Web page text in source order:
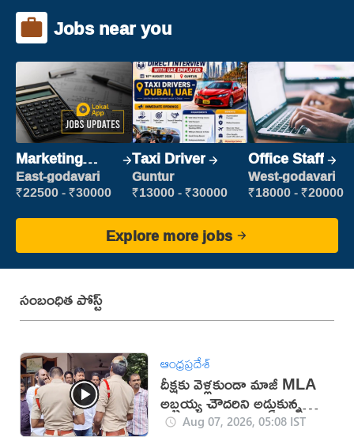
Jobs near you
Marketing
Executive
East-godavari
₹22500 - ₹30000
Taxi Driver
Guntur
₹13000 - ₹30000
Office Staff
West-godavari
₹18000 - ₹20000
Explore more jobs
సంబంధిత పోస్ట్
ఆంధ్రప్రదేశ్
దీక్షకు వెళ్లకుండా మాజీ MLA
అబ్బ‌య్య చౌద‌రిని అడ్డుకున్న
పోలీసులు (వీడియో)
Aug 07, 2026, 05:08 IST